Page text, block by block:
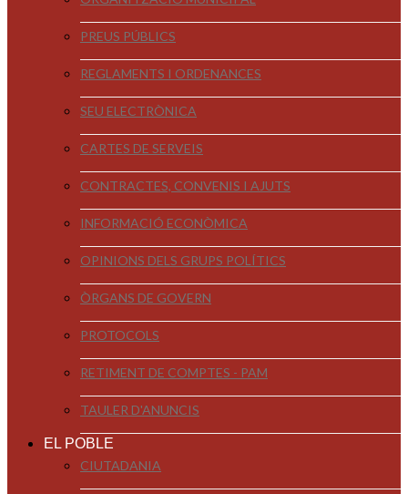
PREUS PÚBLICS
REGLAMENTS I ORDENANCES
SEU ELECTRÒNICA
CARTES DE SERVEIS
CONTRACTES, CONVENIS I AJUTS
INFORMACIÓ ECONÒMICA
OPINIONS DELS GRUPS POLÍTICS
ÒRGANS DE GOVERN
PROTOCOLS
RETIMENT DE COMPTES - PAM
TAULER D'ANUNCIS
EL POBLE
CIUTADANIA